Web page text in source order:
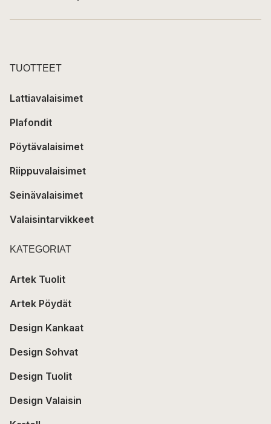
TUOTTEET
Lattiavalaisimet
Plafondit
Pöytävalaisimet
Riippuvalaisimet
Seinävalaisimet
Valaisintarvikkeet
KATEGORIAT
Artek Tuolit
Artek Pöydät
Design Kankaat
Design Sohvat
Design Tuolit
Design Valaisin